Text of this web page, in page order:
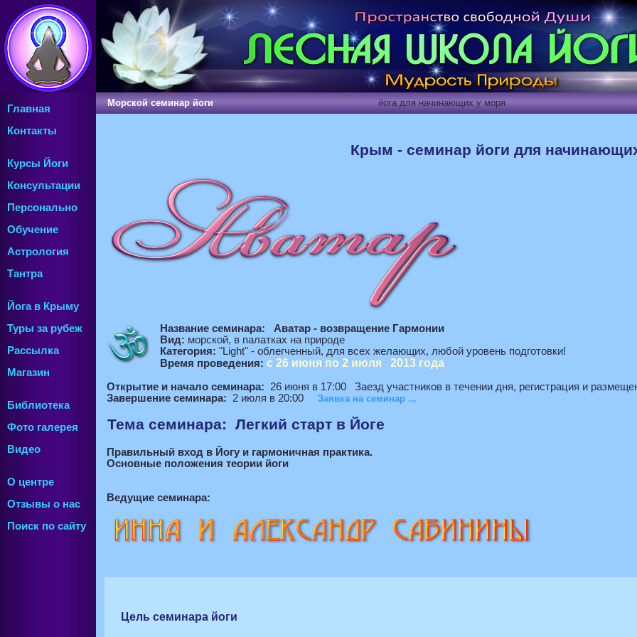
Главная
Контакты
Курсы Йоги
Консультации
Персонально
Обучение
Астрология
Тантра
Йога в Крыму
Туры за рубеж
Рассылка
Магазин
Библиотека
Фото галерея
Видео
О центре
Отзывы о нас
Поиск по сайту
Морской семинар йоги йога для начинающих у моря
Крым - семинар йоги для
Название семинара: Аватар - возвращение Гармонии
Вид: морской, в палатках на природе
Категория: "Light" - облегченный, для всех желающих, любой уровень подготовки!
Время проведения: с 26 июня по 2 июля 2013 года
Открытие и начало семинара: 26 июня в 17:00 Заезд участников в течении дня, регистрация и
Завершение семинара:
2 июля в 20:00 Заявка на семинар ...
Тема семинара: Легкий старт в Йоге
Правильный вход в Йогу и гармоничная практика.
Основные положения теории йоги
Ведущие семинара:
Цель семинара йоги